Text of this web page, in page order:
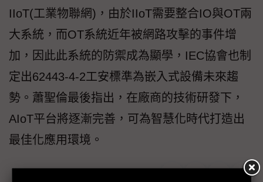
IIoT(工業物聯網)，由於IIoT需要整合IO與OT兩
大系統，而OT系統近年被網路攻擊的事件增
加，因此此系統的防禦成為顯學，IEC協會也制
定出62443-4-2工安標準為嵌入式設備未來趨
勢。蕭聖倫最後指出，在廠商的技術研發下，
AIoT平台將逐漸完善，可為智慧化時代打造出
最佳化應用環境。